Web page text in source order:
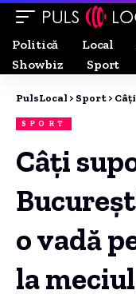
Politică
Local
Showbiz
Sport
PulsLocal > Sport > Câți
SPORT
Câți
o vadă
la